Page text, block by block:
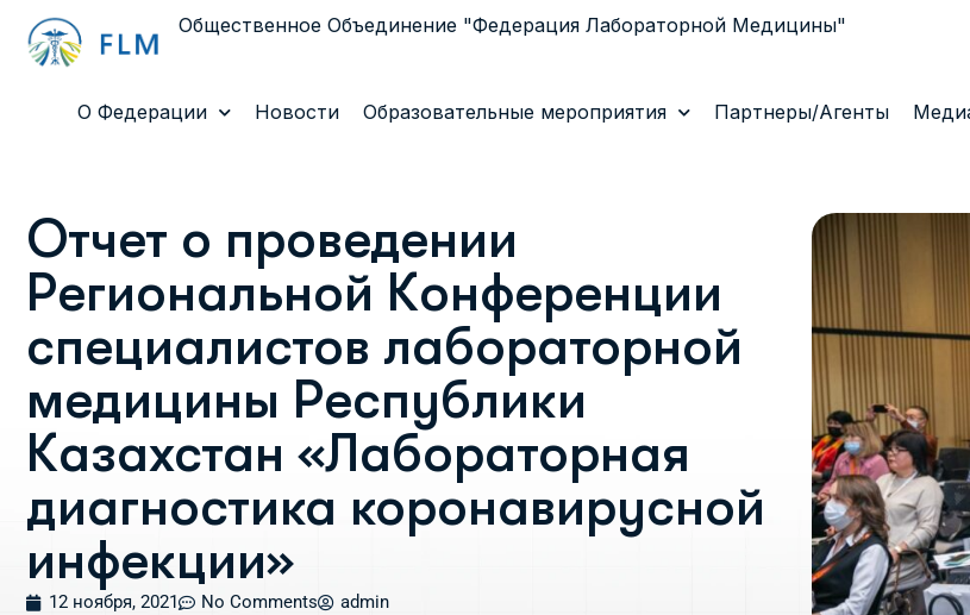
Общественное Объединение "Федерация Лабораторной Медицины"
О Федерации Новости Образовательные мероприятия Партнеры/Агенты
Отчет о проведении
Региональной Конференции
специалистов лабораторной
медицины Республики
Казахстан «Лабораторная
диагностика коронавирусной
инфекции»
12 ноября, 2021 No Comments admin